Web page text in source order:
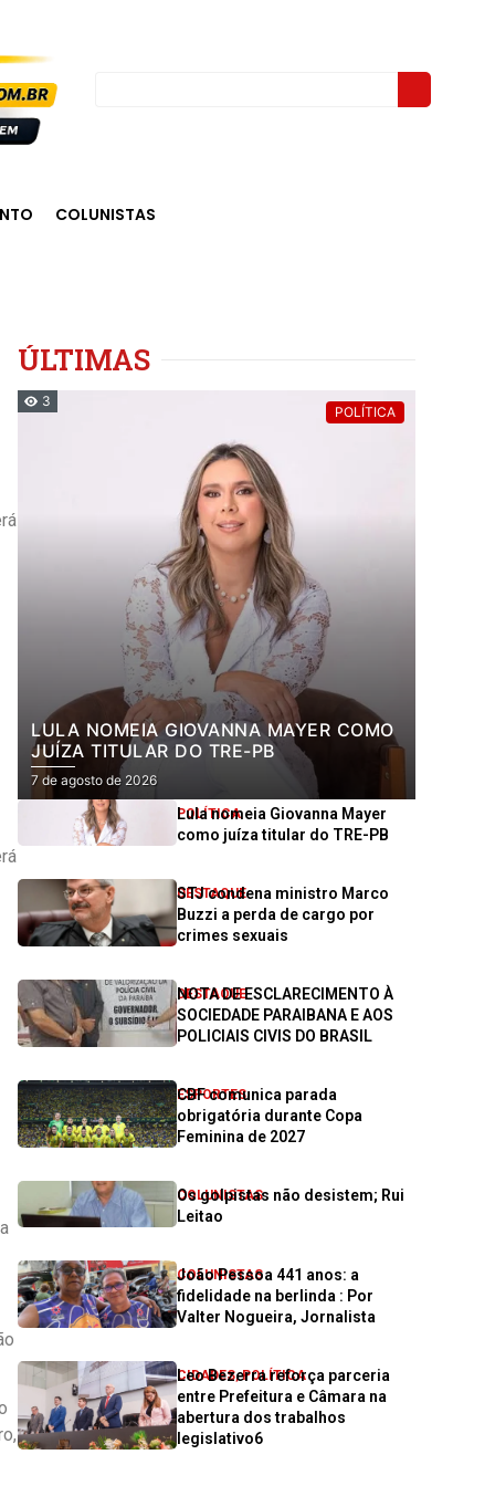
COLUNISTAS
ÚLTIMAS
3
POLÍTICA
LULA NOMEIA GIOVANNA MAYER COMO
JUÍZA TITULAR DO TRE-PB
7 de agosto de 2026
POLÍTICA
Lula nomeia Giovanna Mayer
como juíza titular do TRE-PB
DESTAQUE
STJ condena ministro Marco
Buzzi a perda de cargo por
crimes sexuais
DESTAQUE
NOTA DE ESCLARECIMENTO À
SOCIEDADE PARAIBANA E AOS
POLICIAIS CIVIS DO BRASIL
ESPORTES
CBF comunica parada
obrigatória durante Copa
Feminina de 2027
COLUNISTAS
Os golpistas não desistem; Rui
Leitao
COLUNISTAS
João Pessoa 441 anos: a
fidelidade na berlinda : Por
Valter Nogueira, Jornalista
CIDADES,POLÍTICA
Leo Bezerra reforça parceria
entre Prefeitura e Câmara na
abertura dos trabalhos
legislativo6